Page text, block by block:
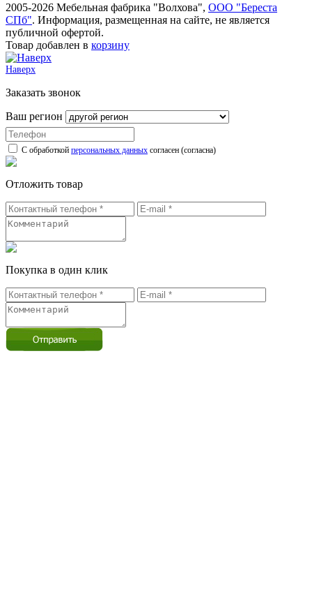
2005-2026 Мебельная фабрика "Волхова", ООО "Береста
СПб". Информация, размещенная на сайте, не является
публичной офертой.
Товар добавлен в корзину
Наверх
Заказать звонок
Ваш регион
С обработкой персональных данных согласен (согласна)
Отложить товар
Покупка в один клик